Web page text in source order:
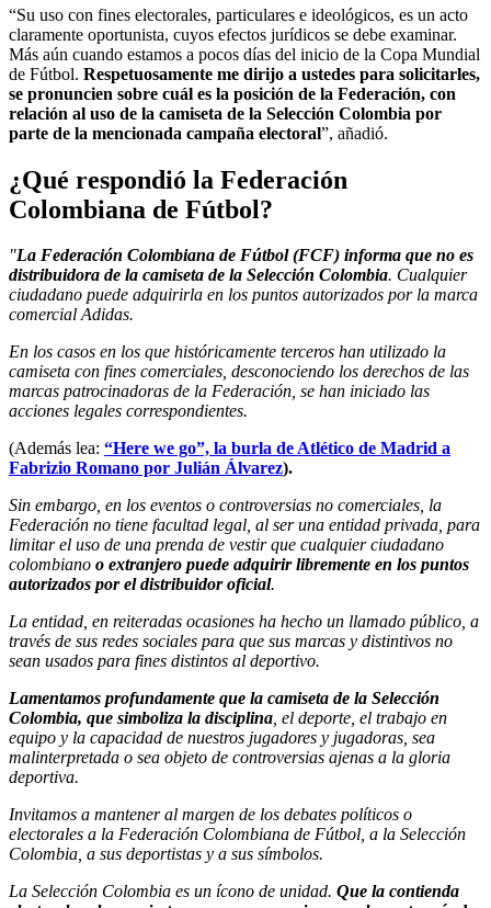
“Su uso con fines electorales, particulares e ideológicos, es un acto
claramente oportunista, cuyos efectos jurídicos se debe examinar.
Más aún cuando estamos a pocos días del inicio de la Copa Mundial
de Fútbol. Respetuosamente me dirijo a ustedes para solicitarles,
se pronuncien sobre cuál es la posición de la Federación, con
relación al uso de la camiseta de la Selección Colombia por
parte de la mencionada campaña electoral”, añadió.
¿Qué respondió la Federación
Colombiana de Fútbol?
"La Federación Colombiana de Fútbol (FCF) informa que no es
distribuidora de la camiseta de la Selección Colombia. Cualquier
ciudadano puede adquirirla en los puntos autorizados por la marca
comercial Adidas.
En los casos en los que históricamente terceros han utilizado la
camiseta con fines comerciales, desconociendo los derechos de las
marcas patrocinadoras de la Federación, se han iniciado las
acciones legales correspondientes.
(Además lea: “Here we go”, la burla de Atlético de Madrid a
Fabrizio Romano por Julián Álvarez).
Sin embargo, en los eventos o controversias no comerciales, la
Federación no tiene facultad legal, al ser una entidad privada, para
limitar el uso de una prenda de vestir que cualquier ciudadano
colombiano o extranjero puede adquirir libremente en los puntos
autorizados por el distribuidor oficial.
La entidad, en reiteradas ocasiones ha hecho un llamado público, a
través de sus redes sociales para que sus marcas y distintivos no
sean usados para fines distintos al deportivo.
Lamentamos profundamente que la camiseta de la Selección
Colombia, que simboliza la disciplina, el deporte, el trabajo en
equipo y la capacidad de nuestros jugadores y jugadoras, sea
malinterpretada o sea objeto de controversias ajenas a la gloria
deportiva.
Invitamos a mantener al margen de los debates políticos o
electorales a la Federación Colombiana de Fútbol, a la Selección
Colombia, a sus deportistas y a sus símbolos.
La Selección Colombia es un ícono de unidad. Que la contienda